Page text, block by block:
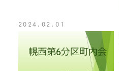
2024.02.01